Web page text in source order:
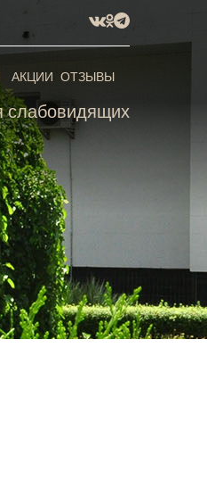
АКЦИИ ОТЗЫВЫ
слабовидящих